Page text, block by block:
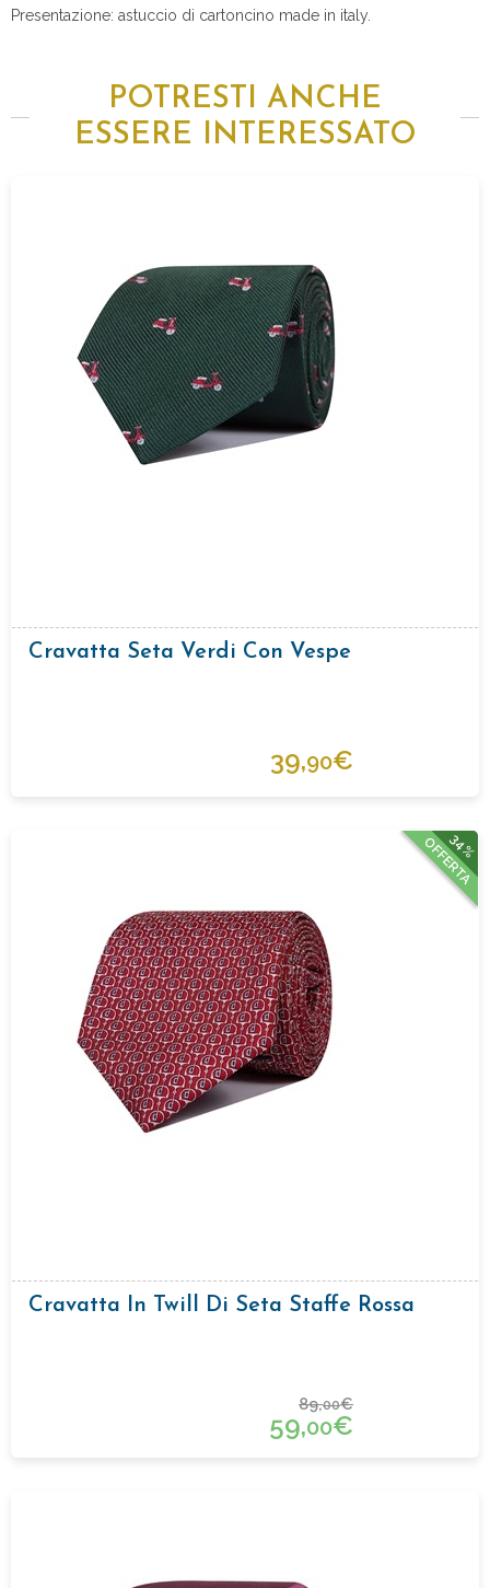
Presentazione: astuccio di cartoncino made in italy.
POTRESTI ANCHE
ESSERE INTERESSATO
Cravatta Seta Verdi Con Vespe
39,90€
34%
OFFERTA
Cravatta In Twill Di Seta Staffe Rossa
89,00€
59,00€